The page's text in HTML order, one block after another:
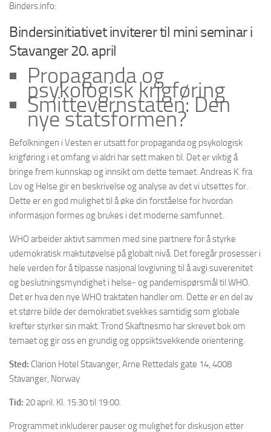
Binders.info:
Bindersinitiativet inviterer til mini seminar i
Stavanger 20. april
Propaganda og
psykologisk krigføring
Smittevernstaten: Den
nye statsformen?
Befolkningen i Vesten er utsatt for propaganda og psykologisk
krigføring i et omfang vi aldri har sett maken til. Det er viktig å
bringe frem kunnskap og innsikt om dette temaet. Andreas K. fra
Lov og Helse gir en beskrivelse og analyse av det vi utsettes for.
Dette er en god mulighet til å øke din forståelse for hvordan
informasjon formes og brukes i det moderne samfunnet.
WHO arbeider aktivt sammen med sine partnere for å styrke
udemokratisk maktutøvelse på globalt nivå. Det foregår prosesser i
hele verden for å tilpasse nasjonal lovgivning til å avgi suverenitet
og beslutningsmyndighet i helse- og pandemispørsmål til WHO.
Det er hva den nye WHO traktaten handler om. Dette er en del av
et større bilde der demokratiet svekkes samtidig som globale
krefter styrker sin makt. Trond Skaftnesmo har skrevet bok om
temaet og gir oss en grundig og oppsiktsvekkende orientering.
Sted: Clarion Hotel Stavanger, Arne Rettedals gate 14, 4008
Stavanger, Norway
Tid: 20 april. Kl. 15:30 til 19:00.
Programmet inkluderer pauser og mulighet for diskusjon etter